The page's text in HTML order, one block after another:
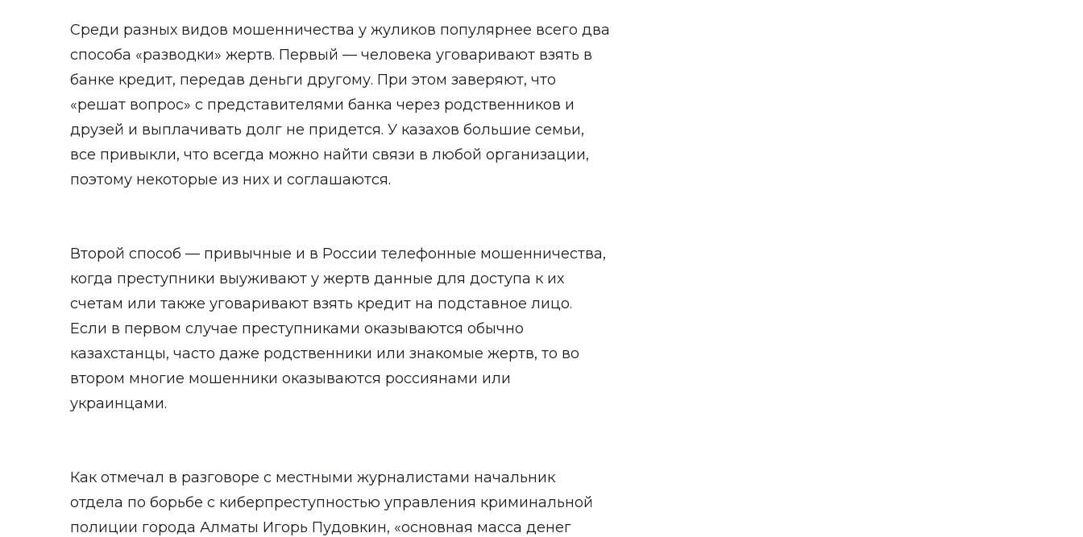
Среди разных видов мошенничества у жуликов популярнее всего два
способа «разводки» жертв. Первый — человека уговаривают взять в
банке кредит, передав деньги другому. При этом заверяют, что
«решат вопрос» с представителями банка через родственников и
друзей и выплачивать долг не придется. У казахов большие семьи,
все привыкли, что всегда можно найти связи в любой организации,
поэтому некоторые из них и соглашаются.
Второй способ — привычные и в России телефонные мошенничества,
когда преступники выуживают у жертв данные для доступа к их
счетам или также уговаривают взять кредит на подставное лицо.
Если в первом случае преступниками оказываются обычно
казахстанцы, часто даже родственники или знакомые жертв, то во
втором многие мошенники оказываются россиянами или
украинцами.
Как отмечал в разговоре с местными журналистами начальник
отдела по борьбе с киберпреступностью управления криминальной
полиции города Алматы Игорь Пудовкин, «основная масса денег